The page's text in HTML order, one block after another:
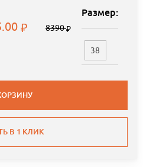
8390
Размер:
38
В 1 КЛИК